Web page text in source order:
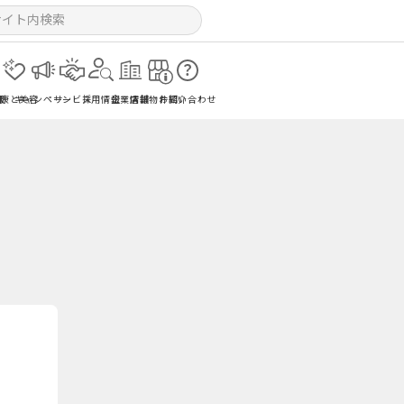
と美容
キャンペーンサービス採用情報企業情報店舗物件紹介お問い合わせ